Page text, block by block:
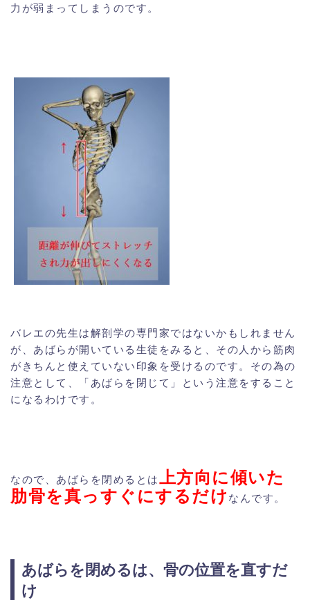
力が弱まってしまうのです。
バレエの先生は解剖学の専門家ではないかもしれません
が、あばらが開いている生徒をみると、その人から筋肉
がきちんと使えていない印象を受けるのです。その為の
注意として、「あばらを閉じて」という注意をすること
になるわけです。
なので、あばらを閉めるとは
上方向に傾いた
肋骨を真っすぐにするだけ なんです。
あばらを閉めるは、骨の位置を直すだ
け